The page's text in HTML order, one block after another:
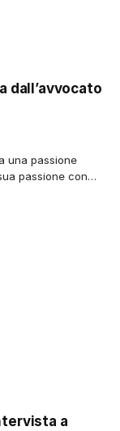
dall’avvocato
una passione
passione con…
a